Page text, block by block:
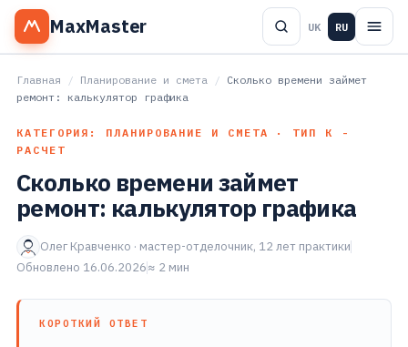
MaxMaster UK RU
Главная / Планирование и смета / Сколько времени займет
ремонт: калькулятор графика
КАТЕГОРИЯ: ПЛАНИРОВАНИЕ И СМЕТА · ТИП К -
РАСЧЕТ
Сколько времени займет
ремонт: калькулятор графика
Олег Кравченко · мастер-отделочник, 12 лет практики
Обновлено 16.06.2026≈ 2 мин
КОРОТКИЙ ОТВЕТ